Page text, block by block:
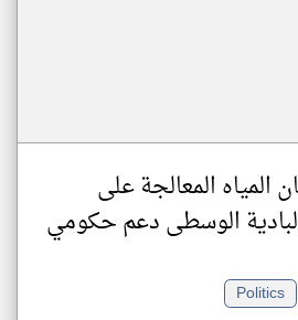
المياه المعالجة على
الوسطى دعم حكومي
Politics